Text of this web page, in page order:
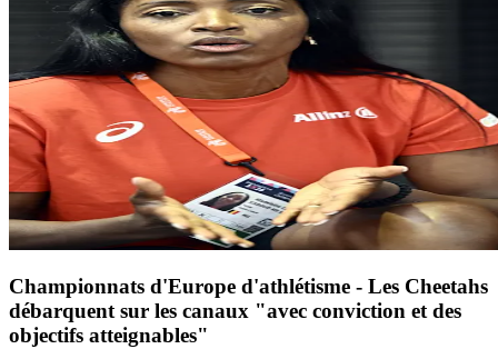
Championnats d'Europe d'athlétisme - Les Cheetahs
débarquent sur les canaux "avec conviction et des
objectifs atteignables"